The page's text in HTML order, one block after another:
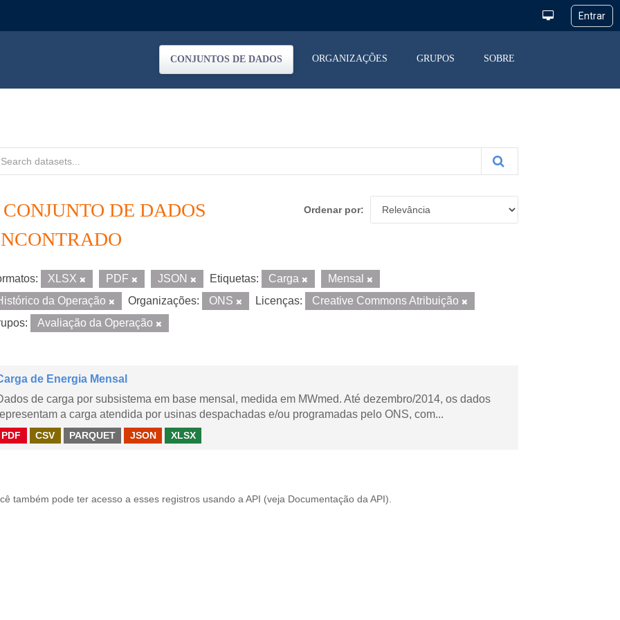
CONJUNTOS DE DADOS ORGANIZAÇÕES GRUPOS SOBRE
Ordenar por
CONJUNTO DE DADOS
XLSX PDF JSON Etiquetas: Carga
Mensal
da Operação
Organizações: ONS Licenças:
Creative Commons Atribuição
Avaliação da Operação
de Energia Mensal
de carga por subsistema em base mensal, medida em MWmed. Até dezembro/2014, os dados
a carga atendida por usinas despachadas e/ou programadas pelo ONS, com...
PDF CSV PARQUET JSON XLSX
também pode ter acesso a esses registros usando a API (veja Documentação da API ).